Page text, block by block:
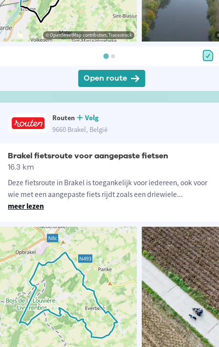
© OpenStreetMap contributors, Tracestrack
Open route
Routen
Volg
9660 Brakel, België
Brakel fietsroute voor aangepaste fietsen
16.3 km
Deze fietsroute in Brakel is toegankelijk voor iedereen, ook voor
wie met een aangepaste fiets rijdt zoals een driewiele...
meer lezen